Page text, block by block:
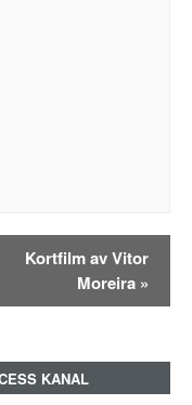
Kortfilm av Vitor
Moreira »
KANAL